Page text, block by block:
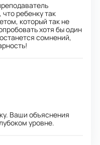
ребенку так
который так не
хотя бы один
сомнений,
Ваши объяснения
уровне.